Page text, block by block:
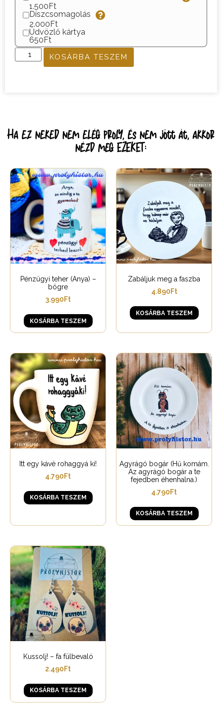
1.500Ft
Díszcsomagolás
2.000Ft
Üdvözlő kártya
650Ft
KOSÁRBA TESZEM
Ha ez neked nem elég proly, és nem jött át, akkor
nézd meg EZEKET:
Pénzügyi teher (Anya) –
bögre
3.990Ft
KOSÁRBA TESZEM
Zabáljuk meg a faszba
4.890Ft
KOSÁRBA TESZEM
Itt egy kávé rohaggyá ki!
4.790Ft
KOSÁRBA TESZEM
Agyrágó bogár (Hű komám.
Az agyrágó bogár a te
fejedben éhenhalna.)
4.790Ft
KOSÁRBA TESZEM
Kussolj! – fa fülbevaló
2.490Ft
KOSÁRBA TESZEM